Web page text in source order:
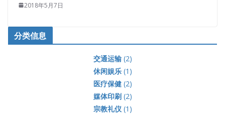
2018年5月7日
分类信息
交通运输(2)
休闲娱乐(1)
医疗保健(2)
媒体印刷(2)
宗教礼仪(1)